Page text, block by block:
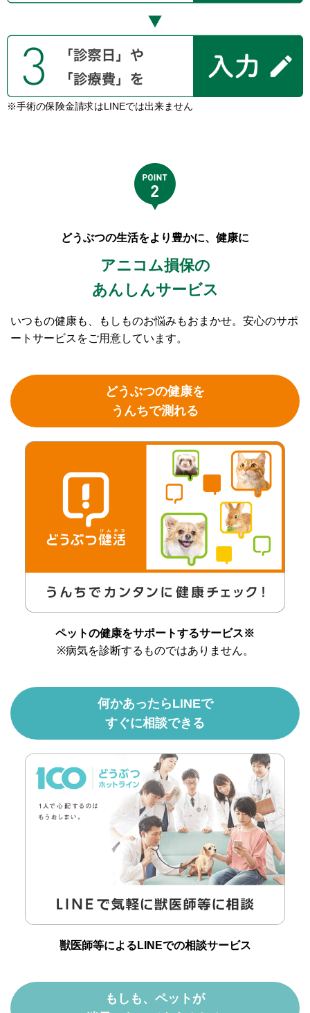
※手術の保険金請求はLINEでは出来ません
どうぶつの生活をより豊かに、健康に
アニコム損保の
あんしんサービス
いつもの健康も、もしものお悩みもおまかせ。安心のサポ
ートサービスをご用意しています。
どうぶつの健康を
うんちで測れる
ペットの健康をサポートするサービス※
※病気を診断するものではありません。
何かあったらLINEで
すぐに相談できる
獣医師等によるLINEでの相談サービス
もしも、ペットが